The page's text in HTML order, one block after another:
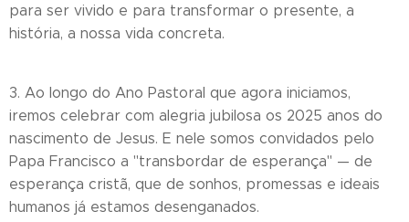
para ser vivido e para transformar o presente, a
história, a nossa vida concreta.
3. Ao longo do Ano Pastoral que agora iniciamos,
iremos celebrar com alegria jubilosa os 2025 anos do
nascimento de Jesus. E nele somos convidados pelo
Papa Francisco a "transbordar de esperança" — de
esperança cristã, que de sonhos, promessas e ideais
humanos já estamos desenganados.